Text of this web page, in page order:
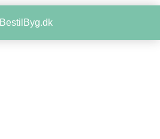
BestilByg.dk